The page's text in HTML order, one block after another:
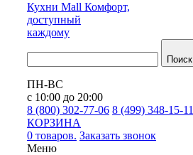
Кухни Mall Комфорт,
доступный
каждому
Поиск
ПН-ВС
с 10:00 до 20:00
8 (800) 302-77-06 8 (499) 348-15-11
КОРЗИНА
0 товаров. Заказать звонок
Меню